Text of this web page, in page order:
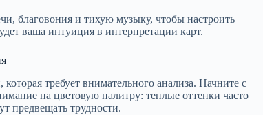
благовония и тихую музыку, чтобы настроить
ваша интуиция в интерпретации карт.
требует внимательного анализа. Начните с
на цветовую палитру: теплые оттенки часто
предвещать трудности.